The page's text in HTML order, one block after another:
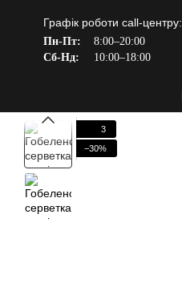
Графік роботи call-центру:
Пн-Пт:
8:00–20:00
Сб-Нд:
10:00–18:00
3
−30%